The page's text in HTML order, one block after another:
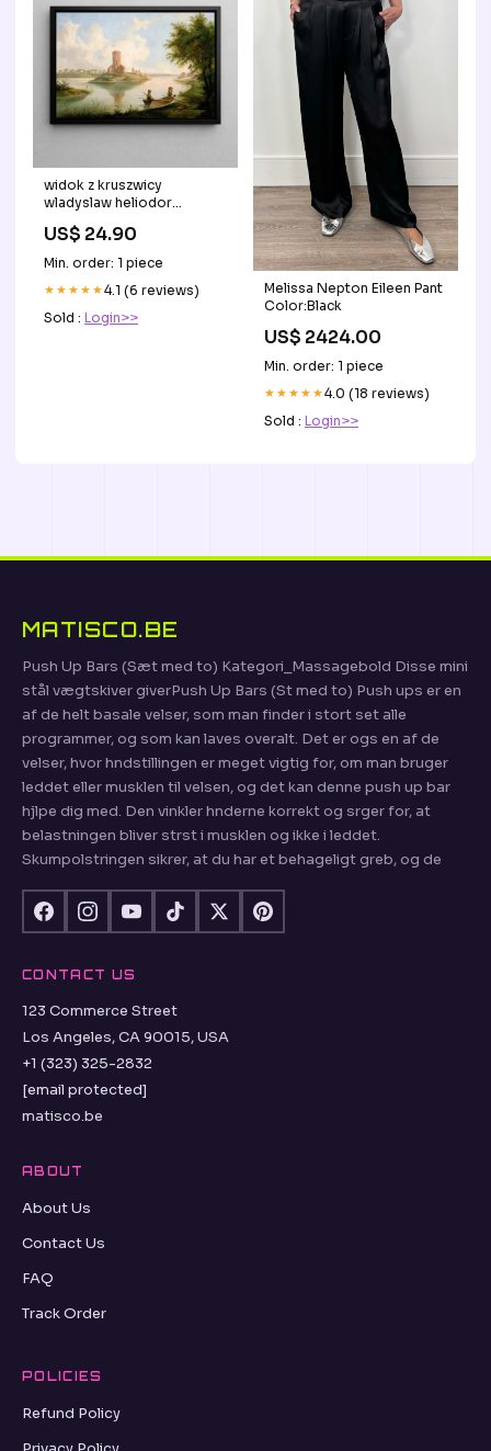
widok z kruszwicy
wladyslaw heliodor
US$ 24.90
Min. order: 1 piece
★★★★★4.1 (6 reviews)
Sold : Login>>
Melissa Nepton Eileen Pant
Color:Black
US$ 2424.00
Min. order: 1 piece
★★★★★4.0 (18 reviews)
Sold : Login>>
MATISCO.BE
Push Up Bars (Sæt med to) Kategori_Massagebold Disse mini
stål vægtskiver giverPush Up Bars (St med to) Push ups er en
af de helt basale velser, som man finder i stort set alle
programmer, og som kan laves overalt. Det er ogs en af de
velser, hvor hndstillingen er meget vigtig for, om man bruger
leddet eller musklen til velsen, og det kan denne push up bar
hjlpe dig med. Den vinkler hnderne korrekt og srger for, at
belastningen bliver strst i musklen og ikke i leddet.
Skumpolstringen sikrer, at du har et behageligt greb, og de
CONTACT US
123 Commerce Street
Los Angeles, CA 90015, USA
+1 (323) 325-2832
[email protected]
matisco.be
ABOUT
About Us
Contact Us
FAQ
Track Order
POLICIES
Refund Policy